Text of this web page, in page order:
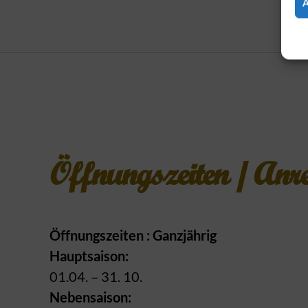
Öffnungszeiten /
Öffnungszeiten : Ganzjährig
Hauptsaison:
01.04. – 31. 10.
Nebensaison: